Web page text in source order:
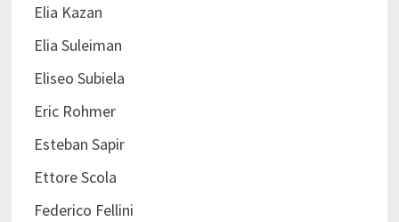
Elia Kazan
Elia Suleiman
Eliseo Subiela
Eric Rohmer
Esteban Sapir
Ettore Scola
Federico Fellini